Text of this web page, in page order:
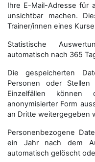
Ihre E-Mail-Adresse für
unsichtbar machen.
Trainer/innen eines
Statistische
automatisch nach 365
Die gespeicherten
Personen oder
Einzelfällen
anonymisierter Form
an Dritte weitergegeben
Personenbezogene
ein Jahr nach dem
automatisch gelöscht